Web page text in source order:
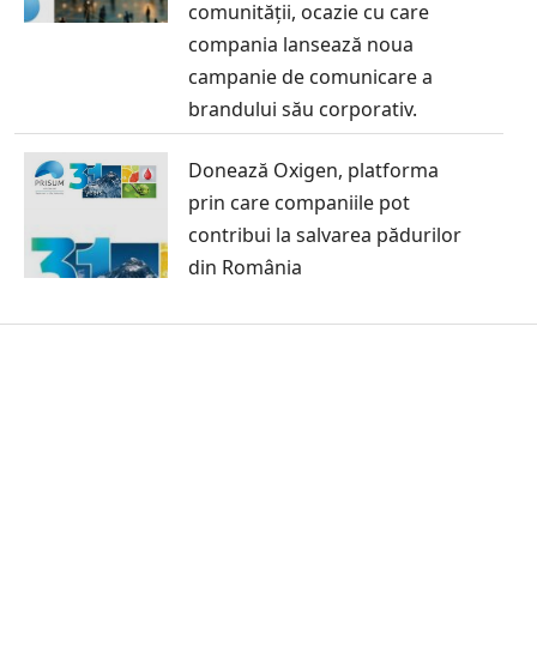
comunității, ocazie cu care
compania lansează noua
campanie de comunicare a
brandului său corporativ.
Donează Oxigen, platforma
prin care companiile pot
contribui la salvarea pădurilor
din România